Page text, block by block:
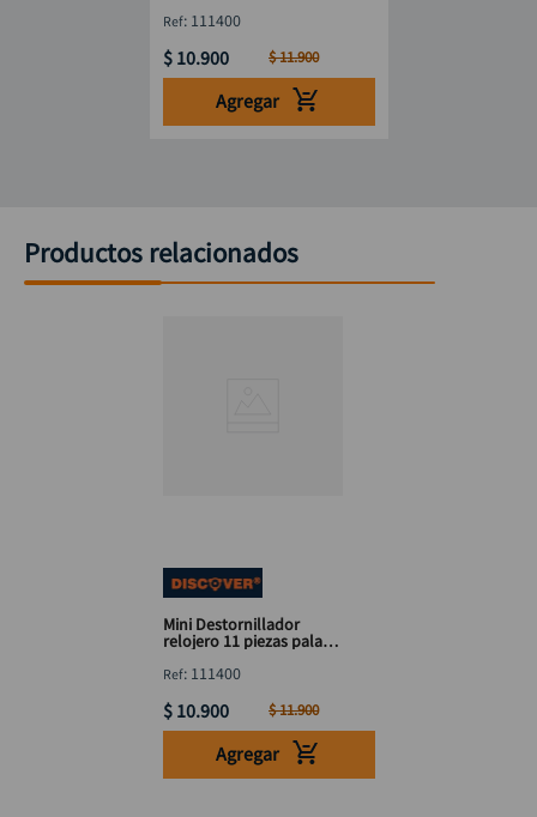
: 111400
$ 10.900 $11.900
Agregar
Productos relacionados
Mini Destornillador
relojero 11 piezas pala
: 111400
$ 10.900 $11.900
Agregar